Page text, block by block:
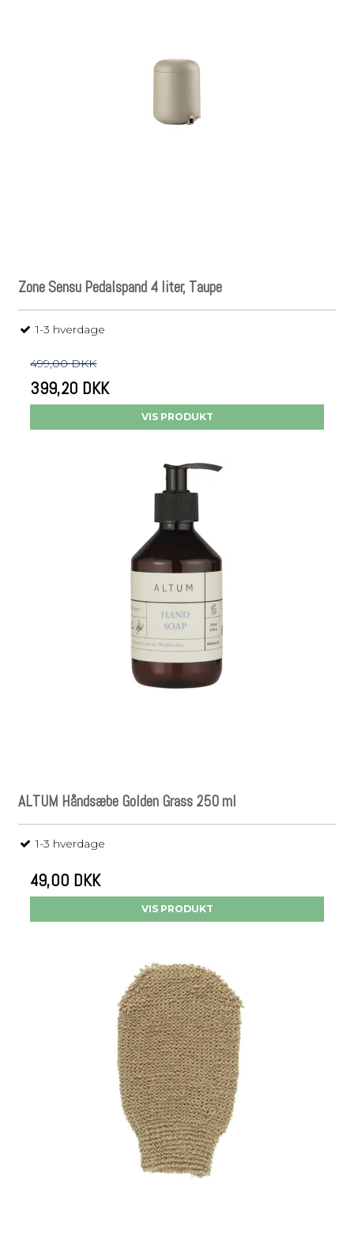
Zone Sensu Pedalspand 4 liter, Taupe
1-3 hverdage
499,00 DKK
399,20 DKK
VIS PRODUKT
ALTUM Håndsæbe Golden Grass 250 ml
1-3 hverdage
49,00 DKK
VIS PRODUKT